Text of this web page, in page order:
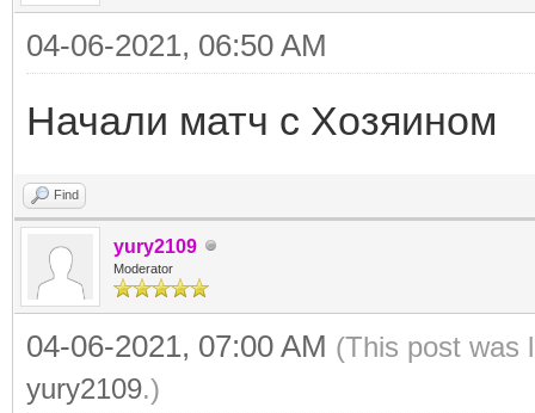
04-06-2021, 06:50 AM
Начали матч с Хозяином
Find
yury2109
Moderator
04-06-2021, 07:00 AM (This post was
yury2109.)